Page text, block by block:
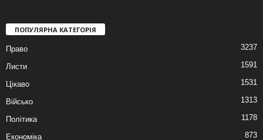
ПОПУЛЯРНА КАТЕГОРІЯ
Право 3237
Листи 1591
Цікаво 1531
Військо 1313
Політика 1178
Економіка 873